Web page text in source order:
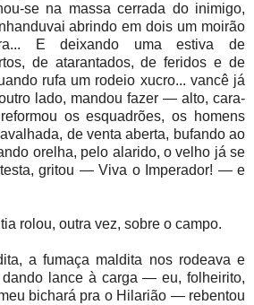
se na massa cerrada do inimigo,
abrindo em dois um moirão
E deixando uma estiva de
de atarantados, de feridos e de
rufa um rodeio xucro... vancê já
lado, mandou fazer — alto, cara-
os esquadrões, os homens
de venta aberta, bufando ao
orelha, pelo alarido, o velho já se
gritou — Viva o Imperador! — e
rolou, outra vez, sobre o campo.
a fumaça maldita nos rodeava e
lance à carga — eu, folheirito,
bichará pra o Hilarião — rebentou